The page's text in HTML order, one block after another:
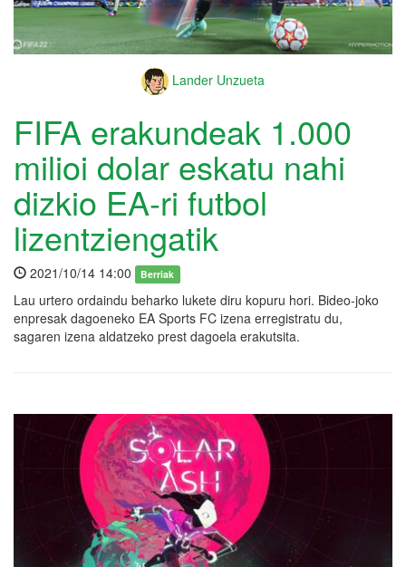
Lander Unzueta
FIFA erakundeak 1.000
milioi dolar eskatu nahi
dizkio EA-ri futbol
lizentziengatik
2021/10/14 14:00 Berriak
Lau urtero ordaindu beharko lukete diru kopuru hori. Bideo-joko
enpresak dagoeneko EA Sports FC izena erregistratu du,
sagaren izena aldatzeko prest dagoela erakutsita.